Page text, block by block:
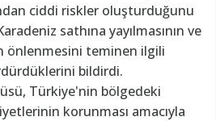
ciddi riskler oluşturduğunu
sathına yayılmasının ve
önlenmesini teminen ilgili
bildirdi.
Türkiye'nin bölgedeki
korunması amacıyla